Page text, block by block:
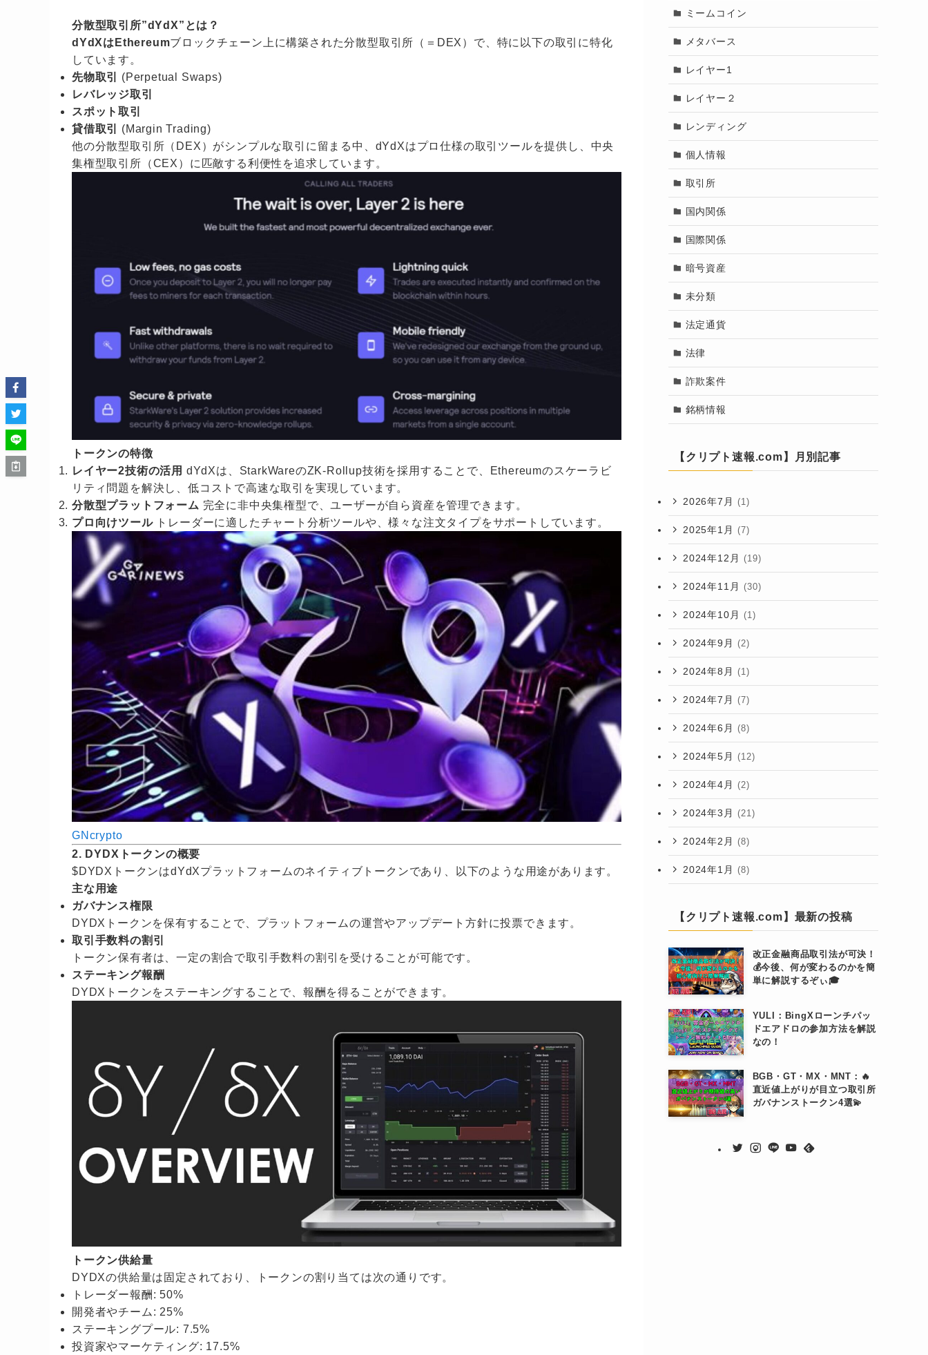
分散型取引所”dYdX”とは？
dYdXはEthereumブロックチェーン上に構築された分散型取引所（＝DEX）で、特に以下の取引に特化
しています。
先物取引
(Perpetual Swaps)
レバレッジ取引
スポット取引
貸借取引
(Margin Trading)
他の分散型取引所（DEX）がシンプルな取引に留まる中、dYdXはプロ仕様の取引ツールを提供し、中央
集権型取引所（CEX）に匹敵する利便性を追求しています。
トークンの特徴
レイヤー2技術の活用 dYdXは、StarkWareのZK-Rollup技術を採用することで、Ethereumのスケーラビ
リティ問題を解決し、低コストで高速な取引を実現しています。
分散型プラットフォーム 完全に非中央集権型で、ユーザーが自ら資産を管理できます。
プロ向けツールトレーダーに適したチャート分析ツールや、様々な注文タイプをサポートしています。
GNcrypto
2. DYDXトークンの概要
$DYDXトークンはdYdXプラットフォームのネイティブトークンであり、以下のような用途があります。
主な用途
ガバナンス権限
DYDXトークンを保有することで、プラットフォームの運営やアップデート方針に投票できます。
取引手数料の割引
トークン保有者は、一定の割合で取引手数料の割引を受けることが可能です。
ステーキング報酬
DYDXトークンをステーキングすることで、報酬を得ることができます。
トークン供給量
DYDXの供給量は固定されており、トークンの割り当ては次の通りです。
トレーダー報酬: 50%
開発者やチーム: 25%
ステーキングプール: 7.5%
投資家やマーケティング: 17.5%
ミームコイン
メタバース
レイヤー1
レイヤー２
レンディング
個人情報
取引所
国内関係
国際関係
暗号資産
未分類
法定通貨
法律
詐欺案件
銘柄情報
【クリプト速報.com】月別記事
2026年7月 (1)
2025年1月 (7)
2024年12月 (19)
2024年11月 (30)
2024年10月 (1)
2024年9月 (2)
2024年8月 (1)
2024年7月 (7)
2024年6月 (8)
2024年5月 (12)
2024年4月 (2)
2024年3月 (21)
2024年2月 (8)
2024年1月 (8)
【クリプト速報.com】最新の投稿
改正金融商品取引法が可決！
💰今後、何が変わるのかを簡
単に解説するぞぃ🎓
YULI：BingXローンチパッ
ドエアドロの参加方法を解説
なの！
BGB・GT・MX・MNT：🔥
直近値上がりが目立つ取引所
ガバナンストークン4選💫